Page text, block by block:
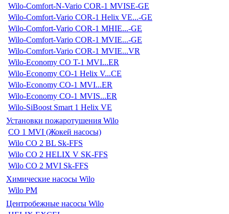
Wilo-Comfort-N-Vario COR-1 MVISE-GE
Wilo-Comfort-Vario COR-1 Helix VE...-GE
Wilo-Comfort-Vario COR-1 MHIE...-GE
Wilo-Comfort-Vario COR-1 MVIE...-GE
Wilo-Comfort-Vario COR-1 MVIE...VR
Wilo-Economy CO T-1 MVI...ER
Wilo-Economy CO-1 Helix V...CE
Wilo-Economy CO-1 MVI...ER
Wilo-Economy CO-1 MVIS...ER
Wilo-SiBoost Smart 1 Helix VE
Установки пожаротушения Wilo
CO 1 MVI (Жокей насосы)
Wilo CO 2 BL Sk-FFS
Wilo CO 2 HELIX V SK-FFS
Wilo CO 2 MVI Sk-FFS
Химические насосы Wilo
Wilo PM
Центробежные насосы Wilo